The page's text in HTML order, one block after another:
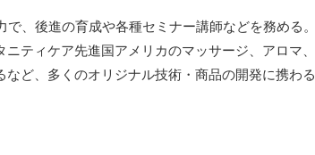
、後進の育成や各種セミナー講師などを務める。
ニティケア先進国アメリカのマッサージ、アロマ
ど、多くのオリジナル技術・商品の開発に携わる